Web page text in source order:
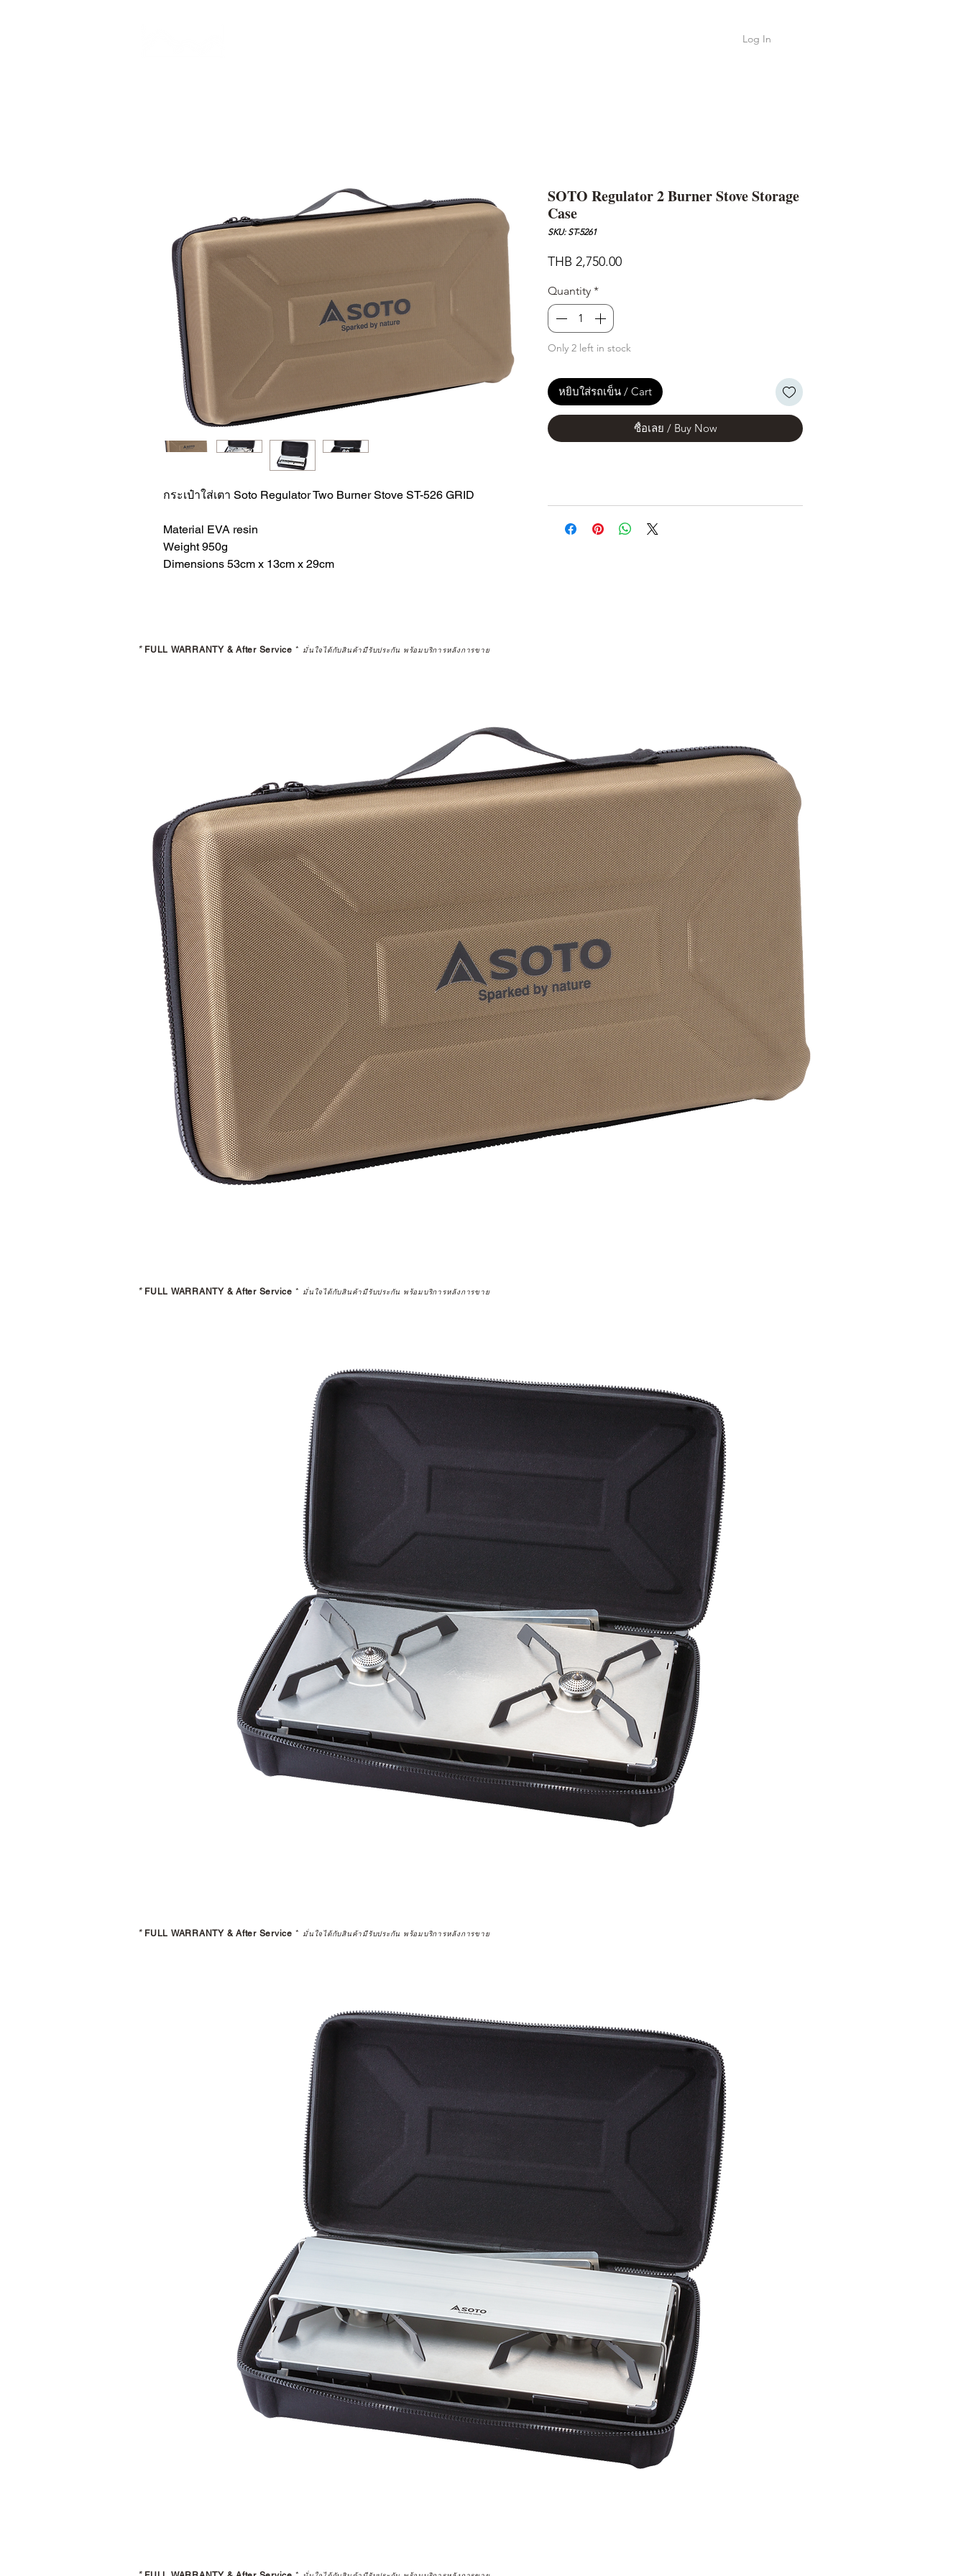
Log In
กระเป๋าใส่เตา Soto Regulator Two Burner Stove ST-526 GRID
Material EVA resin
Weight 950g
Dimensions 53cm x 13cm x 29cm
SOTO Regulator 2 Burner Stove Storage
Case
SKU: ST-5261
THB 2,750.00Price
Quantity *
Only 2 left in stock
หยิบใส่รถเข็น / Cart
ซื้อเลย / Buy Now
* FULL WARRANTY & After Service * มั่นใจได้กับสินค้ามีรับประกัน พร้อมบริการหลังการขาย
* FULL WARRANTY & After Service * มั่นใจได้กับสินค้ามีรับประกัน พร้อมบริการหลังการขาย
* FULL WARRANTY & After Service * มั่นใจได้กับสินค้ามีรับประกัน พร้อมบริการหลังการขาย